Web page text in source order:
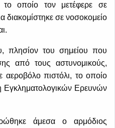
οποίο τον μετέφερε σε
διακομίστηκε σε νοσοκομείο
πλησίον του σημείου που
από τους αστυνομικούς,
αεροβόλο πιστόλι, το οποίο
Εγκληματολογικών Ερευνών
άμεσα ο αρμόδιος